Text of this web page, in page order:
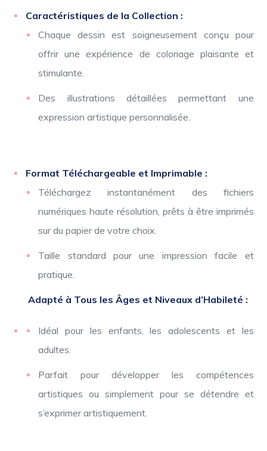
Caractéristiques de la Collection :
Chaque dessin est soigneusement conçu pour
offrir une expérience de coloriage plaisante et
stimulante.
Des illustrations détaillées permettant une
expression artistique personnalisée.
Format Téléchargeable et Imprimable :
Téléchargez instantanément des fichiers
numériques haute résolution, prêts à être imprimés
sur du papier de votre choix.
Taille standard pour une impression facile et
pratique.
Adapté à Tous les Âges et Niveaux d’Habileté :
Idéal pour les enfants, les adolescents et les
adultes.
Parfait pour développer les compétences
artistiques ou simplement pour se détendre et
s’exprimer artistiquement.